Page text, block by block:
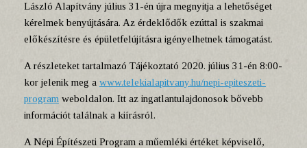
László Alapítvány július 31-én újra megnyitja a lehetőséget
kérelmek benyújtására. Az érdeklődők ezúttal is szakmai
előkészítésre és épületfelújításra igényelhetnek támogatást.
A részleteket tartalmazó Tájékoztató 2020. július 31-én 8:00-
kor jelenik meg a www.telekialapitvany.hu/nepi-epiteszeti-
program weboldalon. Itt az ingatlantulajdonosok bővebb
információt találnak a kiírásról.
A Népi Építészeti Program a műemléki értéket képviselő,